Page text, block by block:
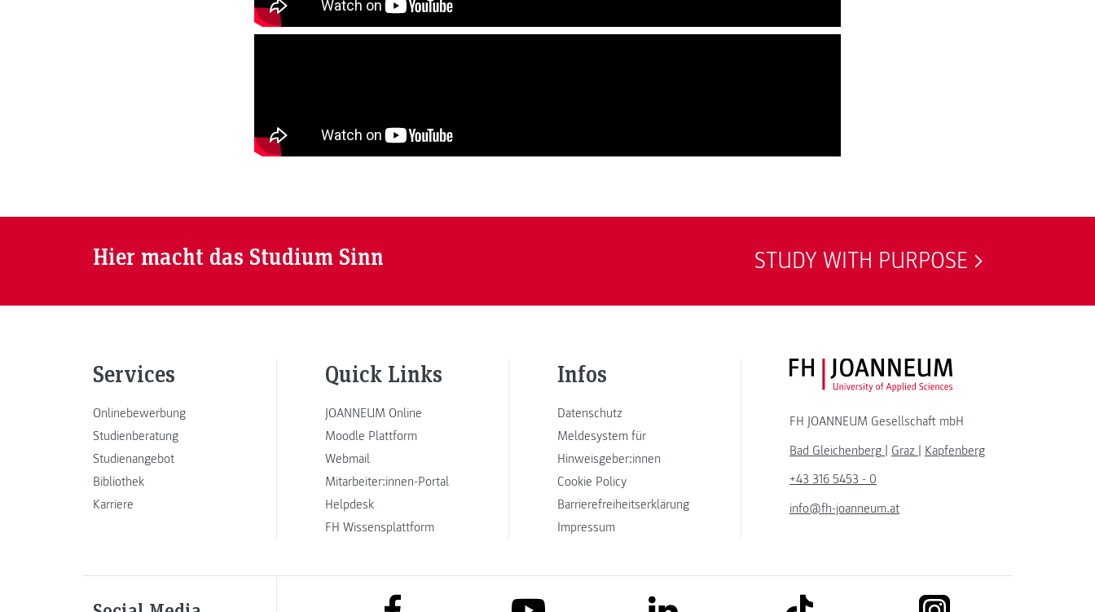
Hier macht das Studium Sinn STUDY WITH PURPOSE
Services
Onlinebewerbung
Studienberatung
Studienangebot
Bibliothek
Karriere
Quick Links
JOANNEUM Online
Moodle Plattform
Webmail
Mitarbeiter:innen-Portal
Helpdesk
FH Wissensplattform
Infos
Datenschutz
Meldesystem für
Hinweisgeber:innen
Cookie Policy
Barrierefreiheitserklärung
Impressum
FH JOANNEUM Logo
FH JOANNEUM Gesellschaft mbH
Bad Gleichenberg | Graz | Kapfenberg
+43 316 5453 - 0
info@fh-joanneum.at
link to facebook link to linkedin link to tiktok